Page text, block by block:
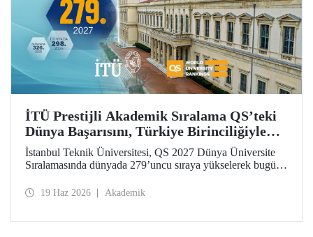
İTÜ Prestijli Akademik Sıralama QS’teki
Dünya Başarısını, Türkiye Birinciliğiyle
Taçlandırdı
İstanbul Teknik Üniversitesi, QS 2027 Dünya Üniversite
Sıralamasında dünyada 279’uncu sıraya yükselerek bugüne
sıralamaya giren 25 üniversite arasında ilk sırada yer aldı.
19 Haz 2026 Akademik